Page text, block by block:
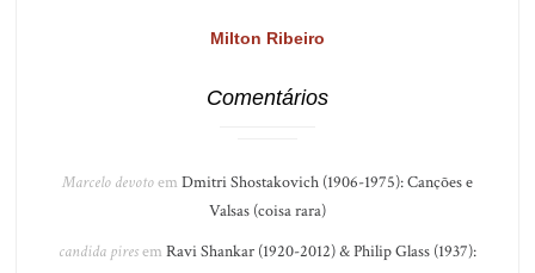
Milton Ribeiro
Comentários
Marcelo devotoem Dmitri Shostakovich (1906-1975): Canções e
Valsas (coisa rara)
candida piresem Ravi Shankar (1920-2012) & Philip Glass (1937):